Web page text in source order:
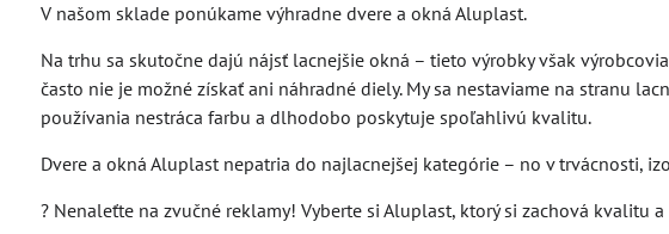
V našom sklade ponúkame výhradne dvere a okná Aluplast.
Na trhu sa skutočne dajú nájsť lacnejšie okná – tieto výrobky však
často nie je možné získať ani náhradné diely. My sa nestaviame na stranu
používania nestráca farbu a dlhodobo poskytuje spoľahlivú kvalitu.
Dvere a okná Aluplast nepatria do najlacnejšej kategórie – no v trvácnosti,
? Nenaleťte na zvučné reklamy! Vyberte si Aluplast, ktorý si zachová kvalitu